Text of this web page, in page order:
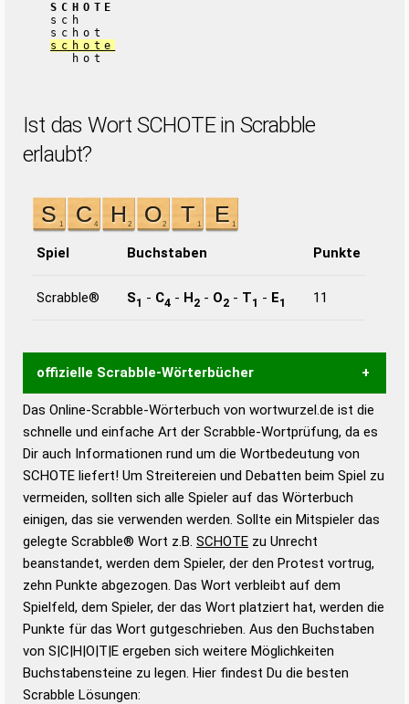
SCHOTE
sch
schot
schote
hot
Ist das Wort SCHOTE in Scrabble
erlaubt?
Spiel Buchstaben Punkte
Scrabble® S1 - C4 - H2 - O2 - T1 - E1 11
offizielle Scrabble-Wörterbücher
Wortwurzel liefert mit Hilfe eines semantischen
Wortanalyse-Algorithmus gute Anhaltspunkte zu
Wortbedeutung, Worttrennung und Wortform, um die
Gültigkeit eines Wortes für das Scrabble-Spiel zu
bestimmen!
zugelassene Turnier Scrabble-
Wörterbücher sind:
Duden – Standardwerk in 12 Bänden
Duden – Richtiges und gutes
Deutsch
Duden – Die deutsche Grammatik
Duden – Deutsches
Das Online-Scrabble-Wörterbuch von wortwurzel.de ist die
schnelle und einfache Art der Scrabble-Wortprüfung, da es
Dir auch Informationen rund um die Wortbedeutung von
SCHOTE liefert! Um Streitereien und Debatten beim Spiel zu
vermeiden, sollten sich alle Spieler auf das Wörterbuch
einigen, das sie verwenden werden. Sollte ein Mitspieler das
gelegte Scrabble® Wort z.B. SCHOTE zu Unrecht
beanstandet, werden dem Spieler, der den Protest vortrug,
zehn Punkte abgezogen. Das Wort verbleibt auf dem
Spielfeld, dem Spieler, der das Wort platziert hat, werden die
Punkte für das Wort gutgeschrieben. Aus den Buchstaben
von S|C|H|O|T|E ergeben sich weitere Möglichkeiten
Buchstabensteine zu legen. Hier findest Du die besten
Scrabble Lösungen: